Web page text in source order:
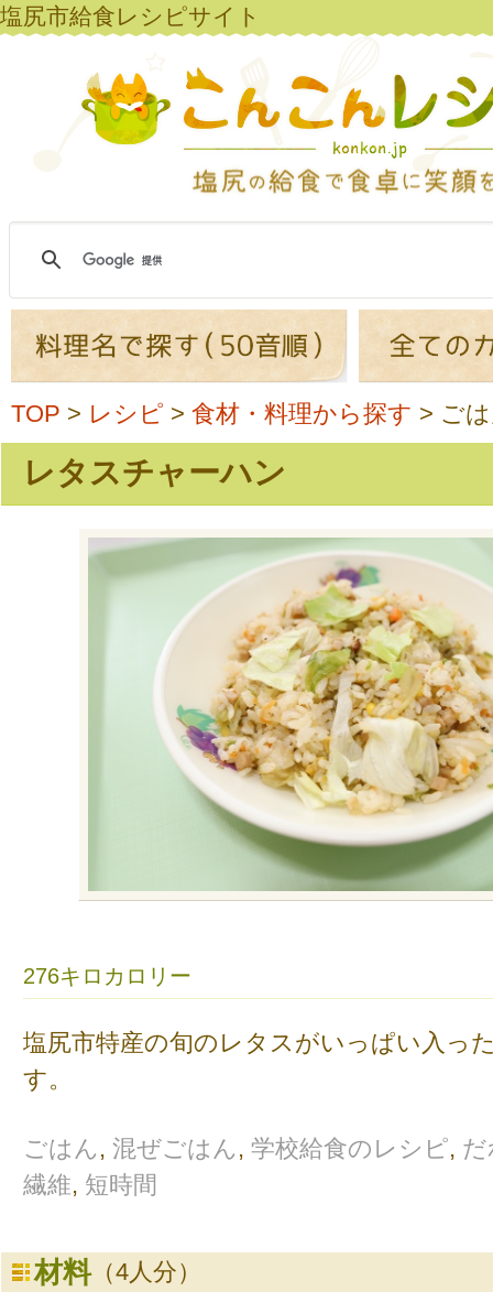
塩尻市給食レシピサイト
TOP > レシピ > 食材・料理から探す > ご
レタスチャーハン
276キロカロリー
塩尻市特産の旬のレタスがいっぱい入っ
す。
ごはん , 混ぜごはん , 学校給食のレシピ,
繊維, 短時間
材料（4人分）